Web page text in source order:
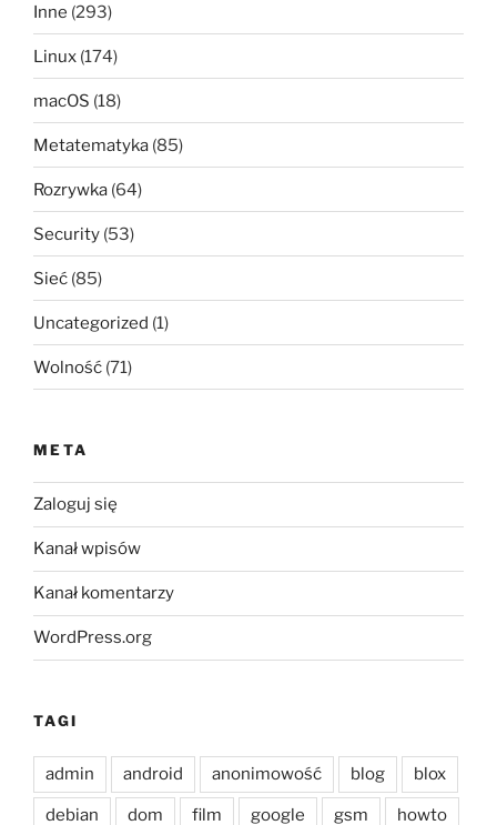
Inne (293)
Linux (174)
macOS (18)
Metatematyka (85)
Rozrywka (64)
Security (53)
Sieć (85)
Uncategorized (1)
Wolność (71)
META
Zaloguj się
Kanał wpisów
Kanał komentarzy
WordPress.org
TAGI
admin android anonimowość blog blox
debian dom film google gsm howto